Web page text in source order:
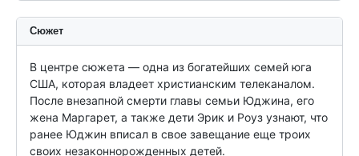
Сюжет
В центре сюжета — одна из богатейших семей юга
США, которая владеет христианским телеканалом.
После внезапной смерти главы семьи Юджина, его
жена Маргарет, а также дети Эрик и Роуз узнают, что
ранее Юджин вписал в свое завещание еще троих
своих незаконнорожденных детей.